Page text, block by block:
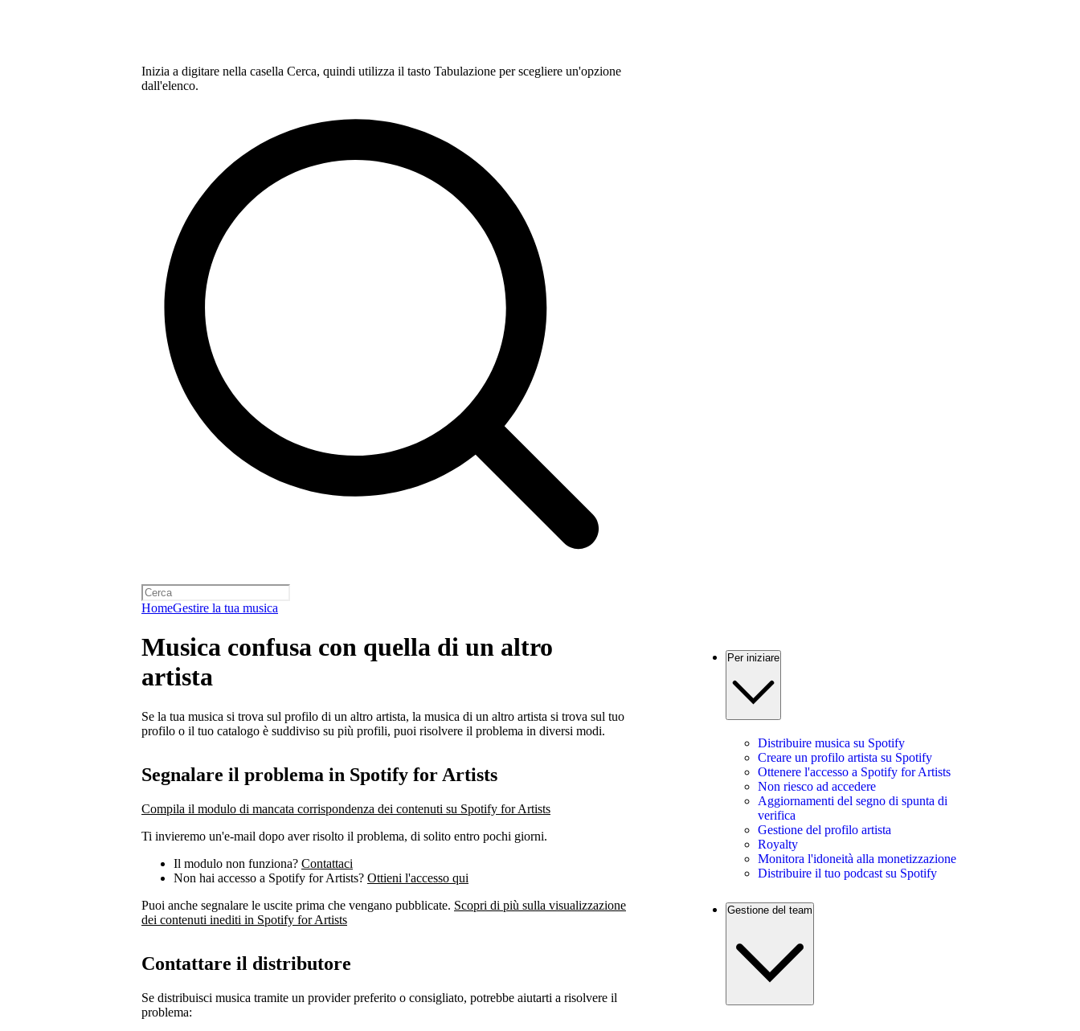
Inizia a digitare nella casella Cerca, quindi utilizza il tasto Tabulazione per scegliere un'opzione
dall'elenco.
HomeGestire la tua musica
Musica confusa con quella di un altro
artista
Se la tua musica si trova sul profilo di un altro artista, la musica di un altro artista si trova sul tuo
profilo o il tuo catalogo è suddiviso su più profili, puoi risolvere il problema in diversi modi.
Segnalare il problema in Spotify for Artists
Compila il modulo di mancata corrispondenza dei contenuti su Spotify for Artists
Ti invieremo un'e-mail dopo aver risolto il problema, di solito entro pochi giorni.
Il modulo non funziona? Contattaci
Non hai accesso a Spotify for Artists? Ottieni l'accesso qui
Puoi anche segnalare le uscite prima che vengano pubblicate. Scopri di più sulla visualizzazione
dei contenuti inediti in Spotify for Artists
Contattare il distributore
Se distribuisci musica tramite un provider preferito o consigliato, potrebbe aiutarti a risolvere il
problema:
Per iniziare
Distribuire musica su Spotify
Creare un profilo artista su Spotify
Ottenere l'accesso a Spotify for Artists
Non riesco ad accedere
Aggiornamenti del segno di spunta di
verifica
Gestione del profilo artista
Royalty
Monitora l'idoneità alla monetizzazione
Distribuire il tuo podcast su Spotify
Gestione del team